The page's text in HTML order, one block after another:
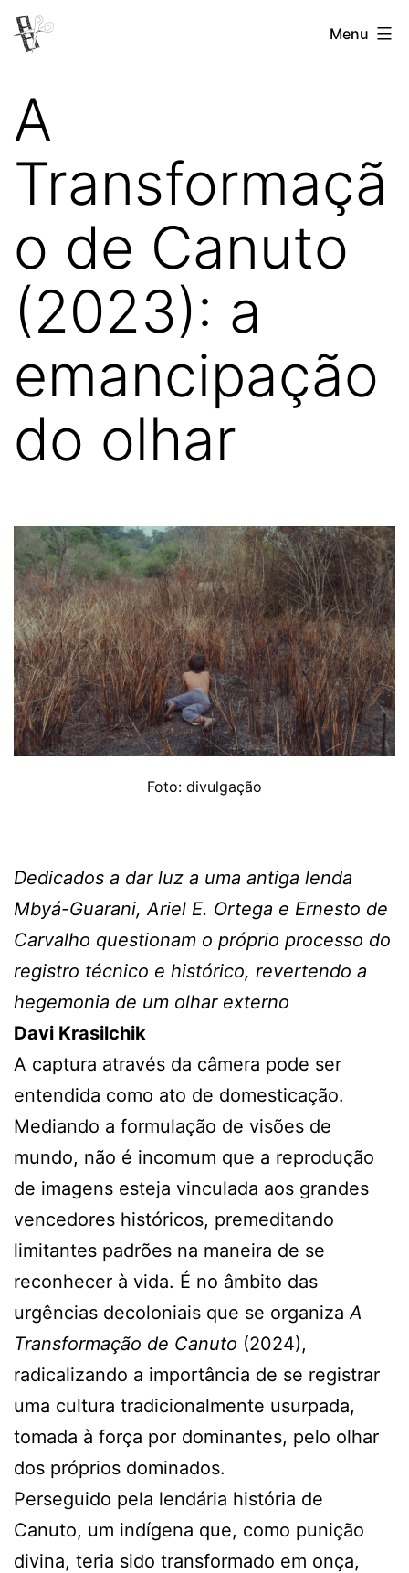
Pular
para
conteúdo
Revista
Menu
A
Transformaçã
o de Canuto
(2023): a
emancipação
do olhar
Foto: divulgação
Dedicados a dar luz a uma antiga lenda
Mbyá-Guarani, Ariel E. Ortega e Ernesto de
Carvalho questionam o próprio processo do
registro técnico e histórico, revertendo a
hegemonia de um olhar externo
Davi Krasilchik
A captura através da câmera pode ser
entendida como ato de domesticação.
Mediando a formulação de visões de
mundo, não é incomum que a reprodução
de imagens esteja vinculada aos grandes
vencedores históricos, premeditando
limitantes padrões na maneira de se
reconhecer à vida. É no âmbito das
urgências decoloniais que se organizaA
Transformação de Canuto (2024),
radicalizando a importância de se registrar
uma cultura tradicionalmente usurpada,
tomada à força por dominantes, pelo olhar
dos próprios dominados.
Perseguido pela lendária história de
Canuto, um indígena que, como punição
divina, teria sido transformado em onça,